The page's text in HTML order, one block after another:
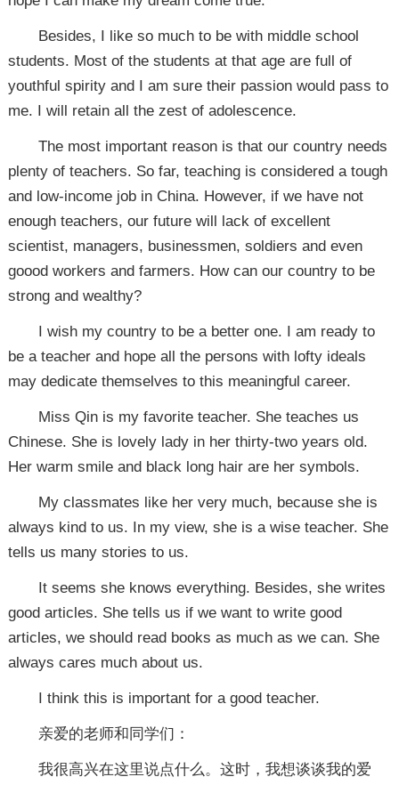
Besides, I like so much to be with middle school
students. Most of the students at that age are full of
youthful spirity and I am sure their passion would pass to
me. I will retain all the zest of adolescence.
The most important reason is that our country needs
plenty of teachers. So far, teaching is considered a tough
and low-income job in China. However, if we have not
enough teachers, our future will lack of excellent
scientist, managers, businessmen, soldiers and even
goood workers and farmers. How can our country to be
strong and wealthy?
I wish my country to be a better one. I am ready to
be a teacher and hope all the persons with lofty ideals
may dedicate themselves to this meaningful career.
Miss Qin is my favorite teacher. She teaches us
Chinese. She is lovely lady in her thirty-two years old.
Her warm smile and black long hair are her symbols.
My classmates like her very much, because she is
always kind to us. In my view, she is a wise teacher. She
tells us many stories to us.
It seems she knows everything. Besides, she writes
good articles. She tells us if we want to write good
articles, we should read books as much as we can. She
always cares much about us.
I think this is important for a good teacher.
亲爱的老师和同学们：
我很高兴在这里说点什么。这时，我想谈谈我的爱